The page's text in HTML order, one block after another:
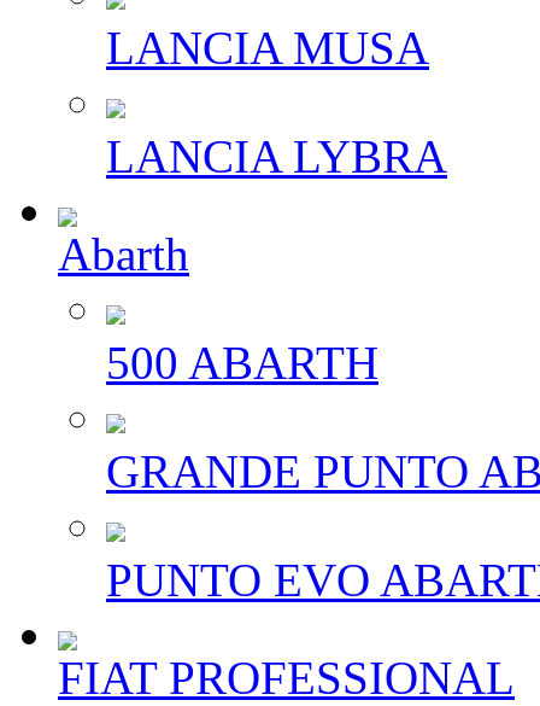
LANCIA MUSA
LANCIA LYBRA
Abarth
500 ABARTH
GRANDE PUNTO
PUNTO EVO
FIAT PROFESSIONAL